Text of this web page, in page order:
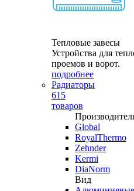
Тепловые завесы
Устройства для
проемов и ворот.
подробнее
Радиаторы
615
товаров
Global
RoyalThermo
Zehnder
Kermi
DiaNorm
Вид